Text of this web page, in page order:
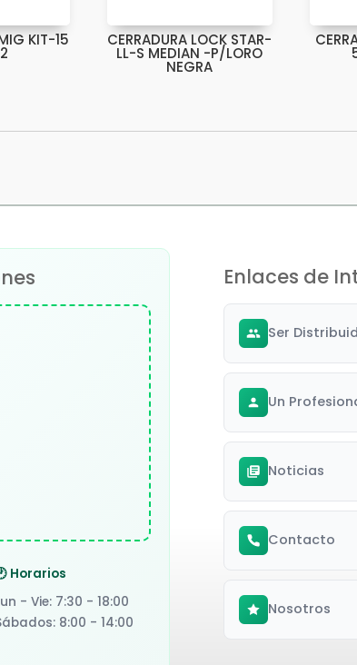
KIT-15 CERRADURA LOCK STAR-
LL-S MEDIAN -P/LORO
NEGRA
Horarios
- Vie: 7:30 - 18:00
8:00 - 14:00
Enlaces de
Ser
Un
Noticias
Contacto
Nosotros